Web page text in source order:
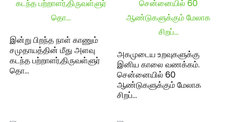
இன்று பிறந்த நாள் காணும்
சமுதாயத்தின் மீது அளவு
கடந்த பற்றாளர்,திருவள்ளுர்
தொ…
அகமுடைய உறவுகளுக்கு
இனிய காலை வணக்கம்.
சென்னையில் 60
ஆண்டுகளுக்கும் மேலாக
சிறப்…